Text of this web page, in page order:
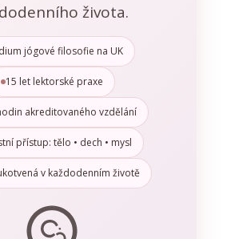
života.
jógové filosofie na UK
15 let lektorské praxe
akreditovaného vzdělání
přístup: tělo • dech • mysl
v každodenním životě